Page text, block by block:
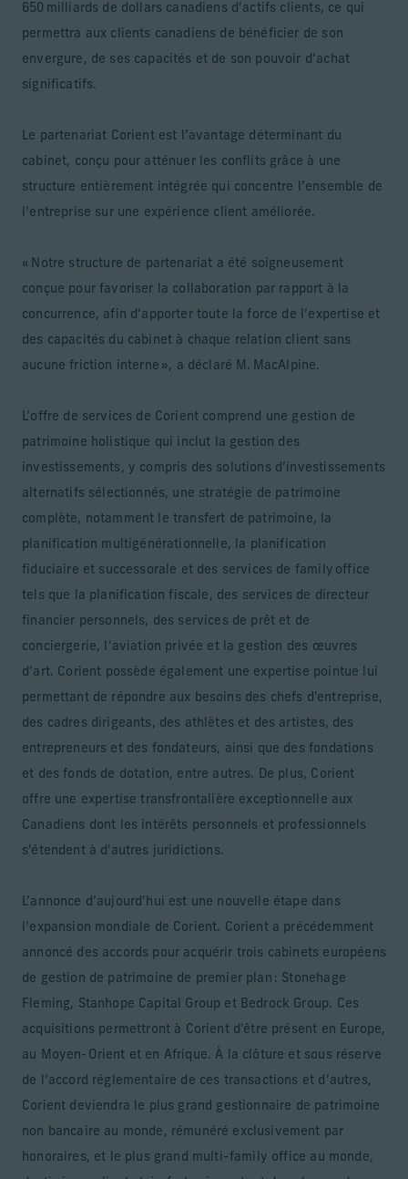
650 milliards de dollars canadiens d’actifs clients, ce qui
permettra aux clients canadiens de bénéficier de son
envergure, de ses capacités et de son pouvoir d’achat
significatifs.
Le partenariat Corient est l’avantage déterminant du
cabinet, conçu pour atténuer les conflits grâce à une
structure entièrement intégrée qui concentre l’ensemble de
l’entreprise sur une expérience client améliorée.
« Notre structure de partenariat a été soigneusement
conçue pour favoriser la collaboration par rapport à la
concurrence, afin d’apporter toute la force de l’expertise et
des capacités du cabinet à chaque relation client sans
aucune friction interne », a déclaré M. MacAlpine.
L’offre de services de Corient comprend une gestion de
patrimoine holistique qui inclut la gestion des
investissements, y compris des solutions d’investissements
alternatifs sélectionnés, une stratégie de patrimoine
complète, notamment le transfert de patrimoine, la
planification multigénérationnelle, la planification
fiduciaire et successorale et des services de family office
tels que la planification fiscale, des services de directeur
financier personnels, des services de prêt et de
conciergerie, l’aviation privée et la gestion des œuvres
d’art. Corient possède également une expertise pointue lui
permettant de répondre aux besoins des chefs d'entreprise,
des cadres dirigeants, des athlètes et des artistes, des
entrepreneurs et des fondateurs, ainsi que des fondations
et des fonds de dotation, entre autres. De plus, Corient
offre une expertise transfrontalière exceptionnelle aux
Canadiens dont les intérêts personnels et professionnels
s'étendent à d'autres juridictions.
L’annonce d’aujourd’hui est une nouvelle étape dans
l’expansion mondiale de Corient. Corient a précédemment
annoncé des accords pour acquérir trois cabinets européens
de gestion de patrimoine de premier plan : Stonehage
Fleming, Stanhope Capital Group et Bedrock Group. Ces
acquisitions permettront à Corient d'être présent en Europe,
au Moyen-Orient et en Afrique. À la clôture et sous réserve
de l’accord réglementaire de ces transactions et d’autres,
Corient deviendra le plus grand gestionnaire de patrimoine
non bancaire au monde, rémunéré exclusivement par
honoraires, et le plus grand multi-family office au monde,